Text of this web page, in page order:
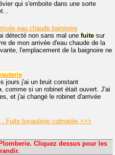
qui s'emboite dans une sorte
eau chaude baignoire
détecté non sans mal une fuite sur
de mon arrivée d'eau chaude de la
l'emplacement de la baignoire ne
jours j'ai un bruit constant
, comme si un robinet était ouvert. J'ai
et j'ai changé le robinet d'arrivée
Fuite tuyauterie colmatée >>>
Cliquez dessus pour les